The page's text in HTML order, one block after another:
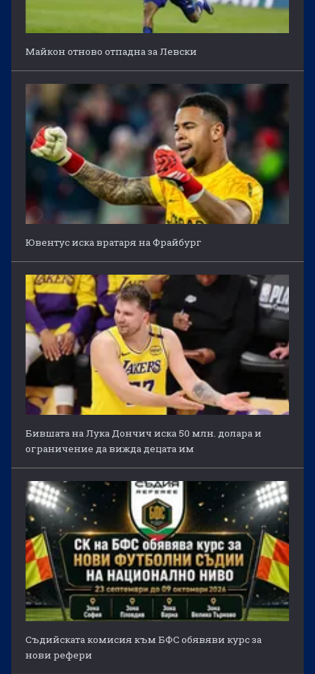
Майкон отново отпадна за Левски
Ювентус иска вратаря на Фрайбург
Бившата на Лука Дончич иска 50 млн. долара и
ограничение да вижда децата им
Съдийската комисия към БФС обявяви курс за
нови рефери